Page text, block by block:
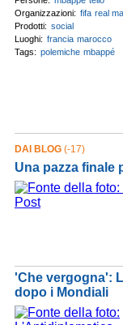
Organizzazioni: fifa real
Prodotti: social
Luoghi: francia marocco
Tags: polemiche mbappé
DAI BLOG (-17)
Una pazza finale
'Che vergogna':
dopo i Mondiali